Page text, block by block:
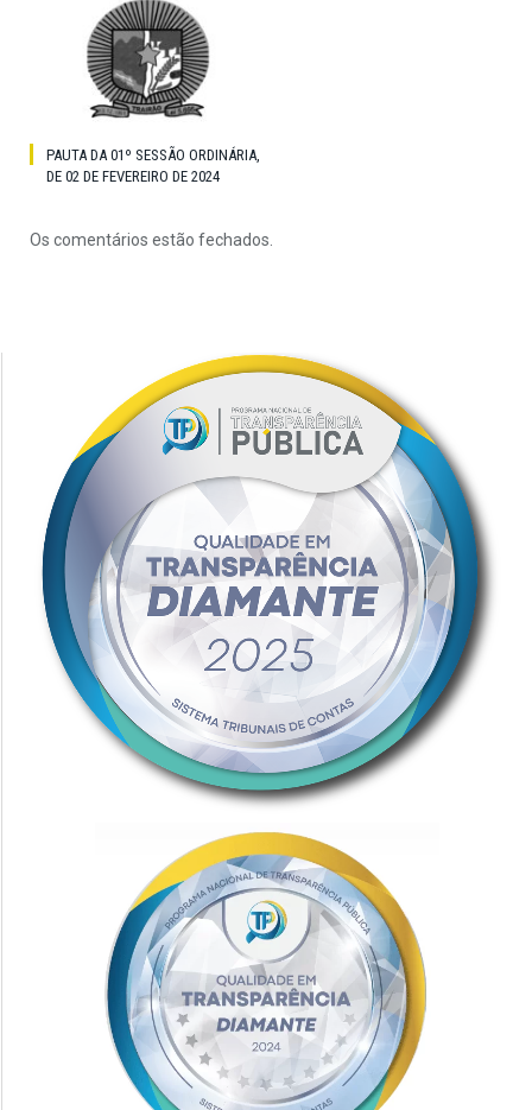
PAUTA DA 01º SESSÃO ORDINÁRIA,
DE 02 DE FEVEREIRO DE 2024
Os comentários estão fechados.